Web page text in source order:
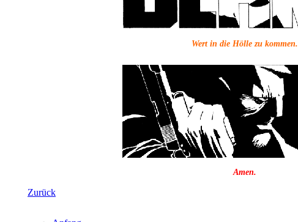
Wert in die Hölle zu kommen.
Amen.
Zurück